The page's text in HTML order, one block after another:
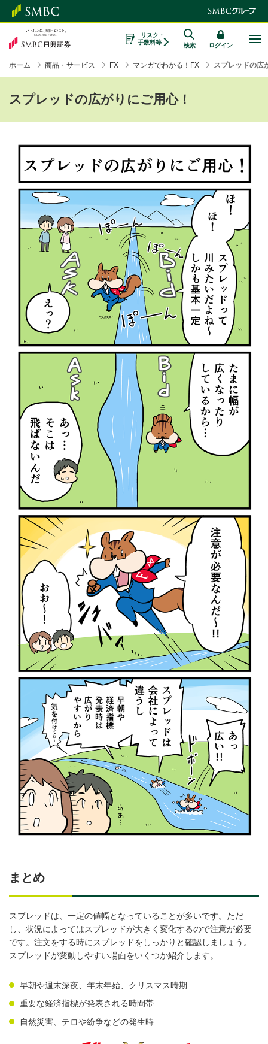
リスク・
手数料等
検索 ログイン
ホーム 商品・サービス FX マンガでわかる！FX スプレッドの広
スプレッドの広がりにご用心！
まとめ
スプレッドは、一定の値幅となっていることが多いです。ただ
し、状況によってはスプレッドが大きく変化するので注意が必要
です。注文をする時にスプレッドをしっかりと確認しましょう。
スプレッドが変動しやすい場面をいくつか紹介します。
早朝や週末深夜、年末年始、クリスマス時期
重要な経済指標が発表される時間帯
自然災害、テロや紛争などの発生時